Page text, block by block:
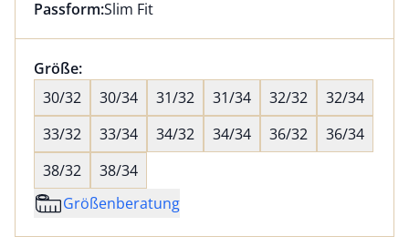
Dieser Artikel hat die Passform Slim Fit. für
Passform:Slim Fit
Größenauswahl:
Größe:nichts ausgewählt
30/32
30/34 31/32 31/34 32/32
32/34
33/32
33/34 34/32 34/34 36/32
36/34
38/32
38/34
Größenberatung